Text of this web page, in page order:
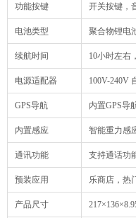
功能按键 开关按键，
电池类型 聚合物锂电
续航时间 10小时左右
电源适配器 100V-240V
GPS导航 内置GPS导
内置感应 智能重力感
通讯功能 支持通话功
预装应用 乐商店，热
产品尺寸